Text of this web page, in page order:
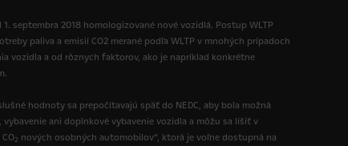
septembra 2018 homologizované nové vozidlá. Postup WLTP
paliva a emisií CO2 merané podľa WLTP v mnohých prípadoch
vozidla a od rôznych faktorov, ako je napríklad konkrétne
hodnoty sa prepočítavajú späť do NEDC, aby bola možná
ani doplnkové vybavenie vozidla a môžu sa líšiť v
2 nových osobných automobilov“, ktorá je voľne dostupná na